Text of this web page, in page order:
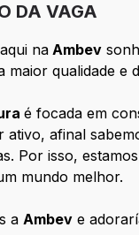
DA VAGA
aqui na Ambev
maior qualidade e
é focada em
ativo, afinal
Por isso,
mundo melhor.
aAmbev e